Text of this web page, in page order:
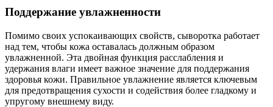
Поддержание увлажненности
Помимо своих успокаивающих свойств, сыворотка работает
над тем, чтобы кожа оставалась должным образом
увлажненной. Эта двойная функция расслабления и
удержания влаги имеет важное значение для поддержания
здоровья кожи. Правильное увлажнение является ключевым
для предотвращения сухости и содействия более гладкому и
упругому внешнему виду.